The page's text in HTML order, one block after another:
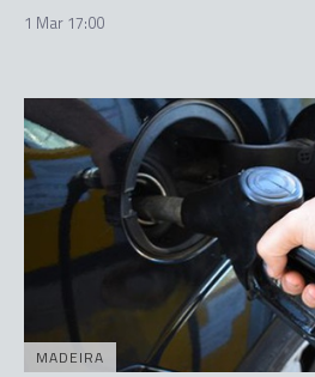
1 Mar 17:00
MADEIRA